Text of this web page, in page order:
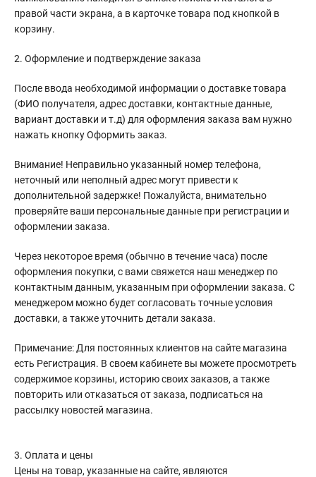
правой части экрана, а в карточке товара под кнопкой в
корзину.
2. Оформление и подтверждение заказа
После ввода необходимой информации о доставке товара
(ФИО получателя, адрес доставки, контактные данные,
вариант доставки и т.д) для оформления заказа вам нужно
нажать кнопку Оформить заказ.
Внимание! Неправильно указанный номер телефона,
неточный или неполный адрес могут привести к
дополнительной задержке! Пожалуйста, внимательно
проверяйте ваши персональные данные при регистрации и
оформлении заказа.
Через некоторое время (обычно в течение часа) после
оформления покупки, с вами свяжется наш менеджер по
контактным данным, указанным при оформлении заказа. С
менеджером можно будет согласовать точные условия
доставки, а также уточнить детали заказа.
Примечание: Для постоянных клиентов на сайте магазина
есть Регистрация. В своем кабинете вы можете просмотреть
содержимое корзины, историю своих заказов, а также
повторить или отказаться от заказа, подписаться на
рассылку новостей магазина.
3. Оплата и цены
Цены на товар, указанные на сайте, являются